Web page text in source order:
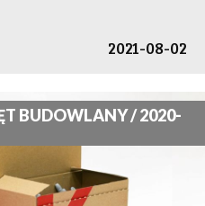
2021-08-02
BUDOWLANY / 2020-